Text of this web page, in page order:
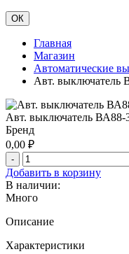
ОК
Главная
Магазин
Автоматические
Авт. выключатель
Авт. выключатель
Бренд
0,00 ₽
-
Добавить в корзину
В наличии:
Много
Описание
Характеристики